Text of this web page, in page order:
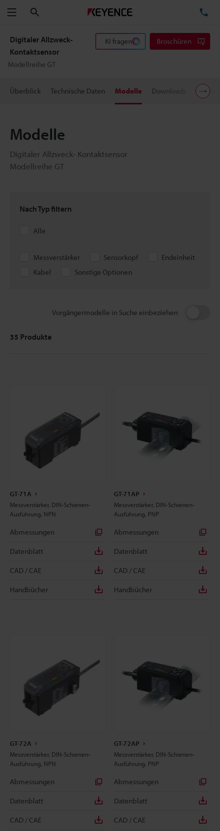
Menü
Digitaler Allzweck-
Kontaktsensor
Modellreihe GT
KI fragen Broschüren
Überblick Technische Daten Modelle Downloads
Modelle
Digitaler Allzweck- Kontaktsensor
Modellreihe GT
Nach Typ filtern
Alle
Messverstärker Sensorkopf
Endeinheit
Kabel
Sonstige Optionen
Vorgängermodelle in Suche einbeziehen
35 Produkte
GT-71A
Messverstärker, DIN-Schienen-
Ausführung, NPN
Abmessungen
Datenblatt
CAD / CAE
Handbücher
GT-71AP
Messverstärker, DIN-Schienen-
Ausführung, PNP
Abmessungen
Datenblatt
CAD / CAE
Handbücher
GT-72A
Messverstärker, DIN-Schienen-
Ausführung, NPN
Abmessungen
Datenblatt
CAD / CAE
GT-72AP
Messverstärker, DIN-Schienen-
Ausführung, PNP
Abmessungen
Datenblatt
CAD / CAE